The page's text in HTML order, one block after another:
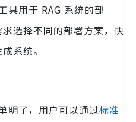
用于 RAG 系统的部
选择不同的部署方案，快
系统。
明了，用户可以通过标准